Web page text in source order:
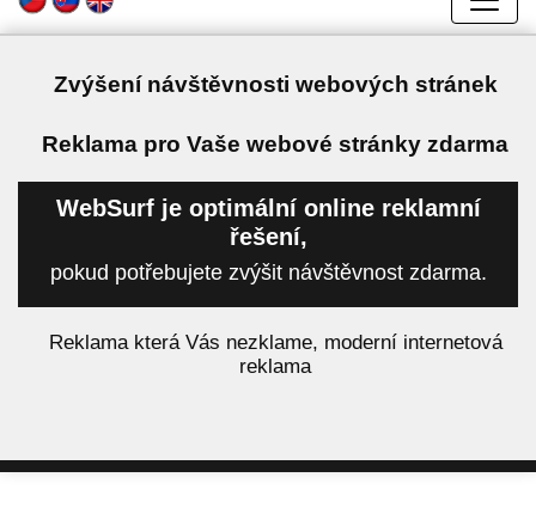
Zvýšení návštěvnosti webových stránek
Reklama pro Vaše webové stránky zdarma
WebSurf je optimální online reklamní
řešení,
pokud potřebujete zvýšit návštěvnost zdarma.
Reklama která Vás nezklame, moderní internetová
reklama